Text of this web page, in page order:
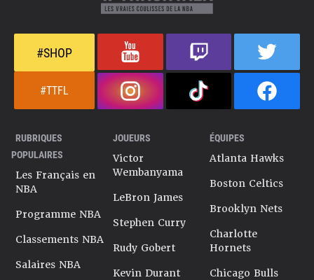
#SHOP
#TTFL
RUBRIQUES
POPULAIRES
Les Français en
NBA
Programme NBA
Classements NBA
Salaires NBA
JOUEURS
Victor
Wembanyama
LeBron James
Stephen Curry
Rudy Gobert
Kevin Durant
ÉQUIPES
Atlanta Hawks
Boston Celtics
Brooklyn Nets
Charlotte
Hornets
Chicago Bulls